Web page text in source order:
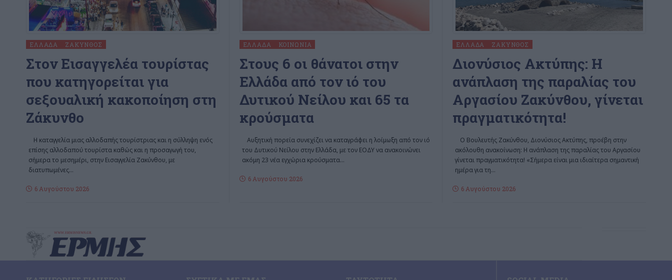
ΕΛΛΆΔΑ ΖΆΚΥΝΘΟΣ
Στον Εισαγγελέα τουρίστας
που κατηγορείται για
σεξουαλική κακοποίηση στη
Ζάκυνθο
Η καταγγελία μιας αλλοδαπής τουρίστριας και η σύλληψη ενός
επίσης αλλοδαπού τουρίστα καθώς και η προσαγωγή του,
σήμερα το μεσημέρι, στην Εισαγγελία Ζακύνθου, με
διατυπωμένες…
6 Αυγούστου 2026
ΕΛΛΆΔΑ ΚΟΙΝΩΝΊΑ
Στους 6 οι θάνατοι στην
Ελλάδα από τον ιό του
Δυτικού Νείλου και 65 τα
κρούσματα
Αυξητική πορεία συνεχίζει να καταγράφει η λοίμωξη από τον ιό
του Δυτικού Νείλου στην Ελλάδα, με τον ΕΟΔΥ να ανακοινώνει
ακόμη 23 νέα εγχώρια κρούσματα…
6 Αυγούστου 2026
ΕΛΛΆΔΑ ΖΆΚΥΝΘΟΣ
Διονύσιος Ακτύπης: Η
ανάπλαση της παραλίας του
Αργασίου Ζακύνθου, γίνεται
πραγματικότητα!
Ο Βουλευτής Ζακύνθου, Διονύσιος Ακτύπης, προέβη στην
ακόλουθη ανακοίνωση: Η ανάπλαση της παραλίας του Αργασίου
γίνεται πραγματικότητα! «Σήμερα είναι μια ιδιαίτερα σημαντική
ημέρα για τη…
6 Αυγούστου 2026